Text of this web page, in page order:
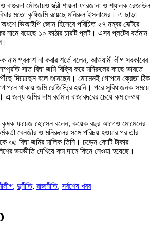
ও বাগুরদা মৌজায়ও স্ত্রী শায়লা ফারজানা ও শ্যালক রেজাউল
মতো কৃষিজমি রয়েছে মনিরুল ইসলামের। এ ছাড়া
অংশে ভিআইপি জোন হিসেবে পরিচিত ২৭ নম্বর সেক্টরে
নামে রয়েছে ১০ কাঠার চারটি প্লট। এসব প্লটের বর্তমান
নাম প্রকাশ না করার শর্তে বলেন, আওয়ামী লীগ সরকারের
সাত বিঘা জমি বিক্রি করে মনিরুলের কাছে ভারতে
দিয়েছেন বলে শুনেছেন। মোমেনই গোপনে ক্রেতা ঠিক
থাকায় জমি রেজিস্ট্রি হয়নি। পরে সুবিধাজনক সময়ে
এ জন্য জমির দাম বর্তমান বাজারদরের চেয়ে কম দেওয়া
কৃষক ফয়েজ হোসেন বলেন, কয়েক বছর আগেও মোমেনের
বেনজীর ও মনিরুলের সঙ্গে পরিচয় হওয়ার পর তাঁর
বিঘা জমির মালিক তিনি। চড়েন কোটি টাকার
ভয়ভীতি দেখিয়ে কম দামে কিনে নেওয়া হয়েছে।
, দুর্নীতি, রাজনীতি, সর্বশেষ খবর